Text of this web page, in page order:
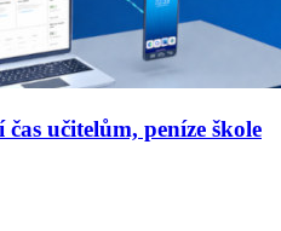
učitelům, peníze škole